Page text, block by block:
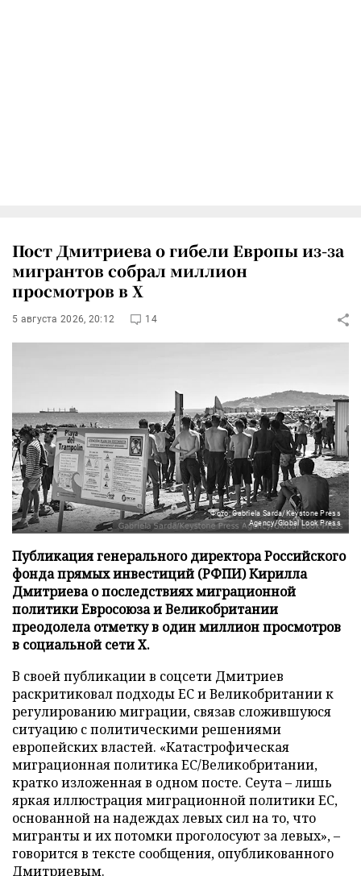
Пост Дмитриева о гибели Европы из-за
мигрантов собрал миллион
просмотров в X
5 августа 2026, 20:12 14
Фото: Gabriela Sarda/Keystone Press
Agency/Global Look Press
Публикация генерального директора Российского
фонда прямых инвестиций (РФПИ) Кирилла
Дмитриева о последствиях миграционной
политики Евросоюза и Великобритании
преодолела отметку в один миллион просмотров
в социальной сети X.
В своей публикации в соцсети Дмитриев
раскритиковал подходы ЕС и Великобритании к
регулированию миграции, связав сложившуюся
ситуацию с политическими решениями
европейских властей. «Катастрофическая
миграционная политика ЕС/Великобритании,
кратко изложенная в одном посте. Сеута – лишь
яркая иллюстрация миграционной политики ЕС,
основанной на надеждах левых сил на то, что
мигранты и их потомки проголосуют за левых», –
говорится в тексте сообщения, опубликованного
Дмитриевым.